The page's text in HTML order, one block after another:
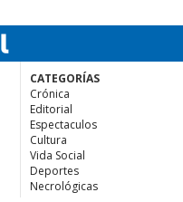
CATEGORÍAS
Crónica
Editorial
Espectaculos
Cultura
Vida Social
Deportes
Necrológicas